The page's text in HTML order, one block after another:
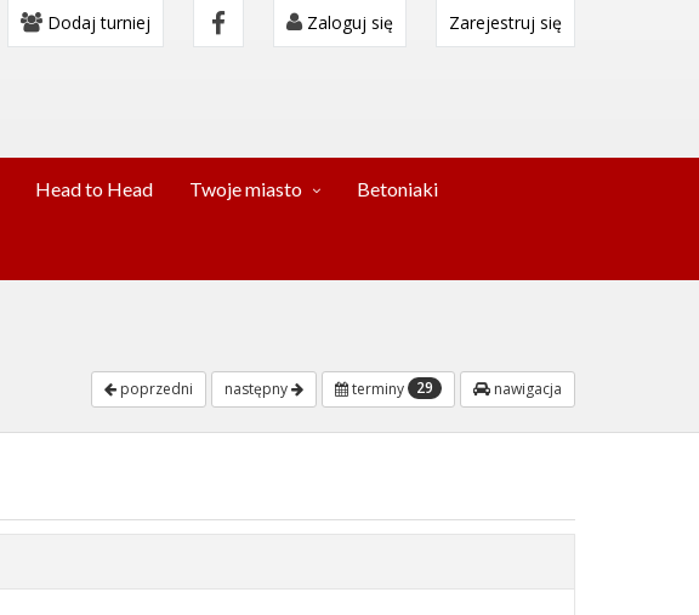
Dodaj turniej Zaloguj się Zarejestruj się
Head to Head Twoje miasto Betoniaki
poprzedni następny terminy 29 nawigacja